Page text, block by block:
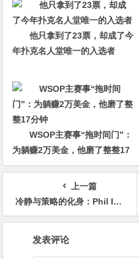
他只拿到了23票，却成了今
年扑克名人堂唯一的入选者
WSOP主赛事“拖时间门”：
为躺赚2万美金，他磨了整整17
分钟
上一篇
冷静与策略的化身：Phil Ivey的多面人生
发表评论